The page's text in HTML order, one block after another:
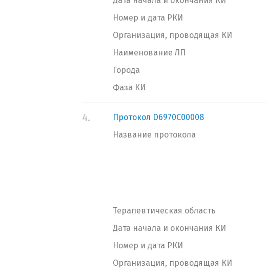
Номер и дата РКИ
Организация, проводящая КИ
Наименование ЛП
Города
Фаза КИ
4.
Протокол D6970C00008
Название протокола
Терапевтическая область
Дата начала и окончания КИ
Номер и дата РКИ
Организация, проводящая КИ